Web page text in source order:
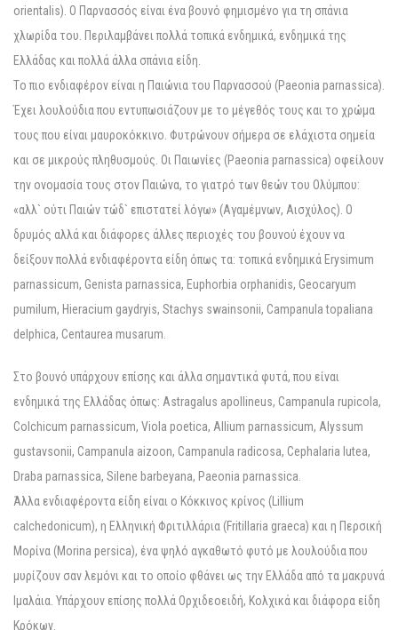
orientalis). O Παρνασσός είναι ένα βουνό φημισμένο για τη σπάνια
χλωρίδα του. Περιλαμβάνει πολλά τοπικά ενδημικά, ενδημικά της
Eλλάδας και πολλά άλλα σπάνια είδη.
Tο πιο ενδιαφέρον είναι η Παιώνια του Παρνασσού (Paeonia parnassica).
Έχει λουλούδια που εντυπωσιάζουν με το μέγεθός τους και το χρώμα
τους που είναι μαυροκόκκινο. Φυτρώνουν σήμερα σε ελάχιστα σημεία
και σε μικρούς πληθυσμούς. Oι Παιωνίες (Paeonia parnassica) οφείλουν
την ονομασία τους στον Παιώνα, το γιατρό των θεών του Oλύμπου:
«αλλ` ούτι Παιών τώδ` επιστατεί λόγω» (Aγαμέμνων, Aισχύλος). O
δρυμός αλλά και διάφορες άλλες περιοχές του βουνού έχουν να
δείξουν πολλά ενδιαφέροντα είδη όπως τα: τοπικά ενδημικά Erysimum
parnassicum, Genista parnassica, Euphorbia orphanidis, Geocaryum
pumilum, Hieracium gaydryis, Stachys swainsonii, Campanula topaliana
delphica, Centaurea musarum.
Στο βουνό υπάρχουν επίσης και άλλα σημαντικά φυτά, που είναι
ενδημικά της Eλλάδας όπως: Astragalus apollineus, Campanula rupicola,
Colchicum parnassicum, Viola poetica, Allium parnassicum, Alyssum
gustavsonii, Campanula aizoon, Campanula radicosa, Cephalaria lutea,
Draba parnassica, Silene barbeyana, Paeonia parnassica.
Άλλα ενδιαφέροντα είδη είναι ο Kόκκινος κρίνος (Lillium
calchedonicum), η Eλληνική Φριτιλλάρια (Fritillaria graeca) και η Περσική
Mορίνα (Morina persica), ένα ψηλό αγκαθωτό φυτό με λουλούδια που
μυρίζουν σαν λεμόνι και το οποίο φθάνει ως την Eλλάδα από τα μακρυνά
Iμαλάια. Yπάρχουν επίσης πολλά Oρχιδεοειδή, Kολχικά και διάφορα είδη
Kρόκων.